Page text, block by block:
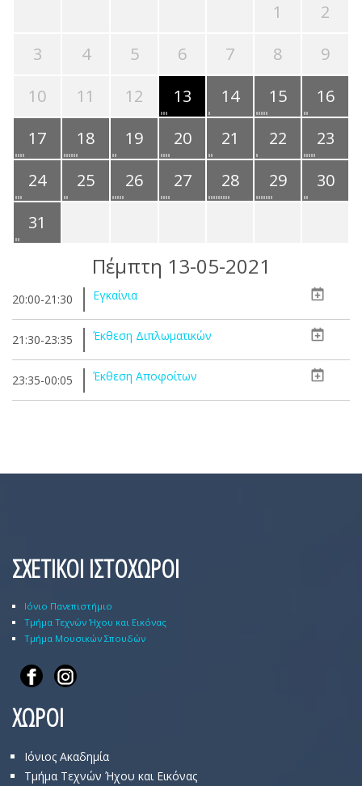
1
2
3
4 5 6 7 8
9
10
11 12 13 14 15
16
17
18 19 20 21 22
23
24
25 26 27 28 29
30
31
Πέμπτη 13-05-2021
20:00-21:30 Εγκαίνια
21:30-23:35 Έκθεση Διπλωματικών
23:35-00:05 Έκθεση Αποφοίτων
ΣΧΕΤΙΚΟΙ ΙΣΤΟΧΩΡΟΙ
Ιόνιο Πανεπιστήμιο
Τμήμα Τεχνών Ήχου και Εικόνας
Τμήμα Μουσικών Σπουδών
ΧΩΡΟΙ
Ιόνιος Ακαδημία
Τμήμα Τεχνών Ήχου και Εικόνας